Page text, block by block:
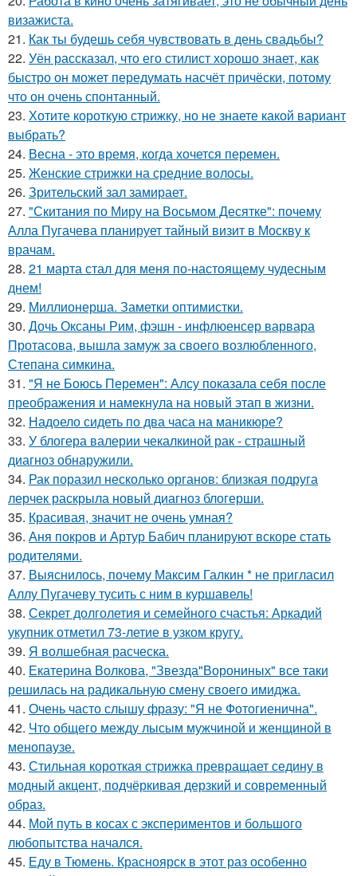
визажиста.
21. Как ты будешь себя чувствовать в день свадьбы?
22. Уён рассказал, что его стилист хорошо знает, как
быстро он может передумать насчёт причёски, потому
что он очень спонтанный.
23. Хотите короткую стрижку, но не знаете какой вариант
выбрать?
24. Весна - это время, когда хочется перемен.
25. Женские стрижки на средние волосы.
26. Зрительский зал замирает.
27. "Скитания по Миру на Восьмом Десятке": почему
Алла Пугачева планирует тайный визит в Москву к
врачам.
28. 21 марта стал для меня по-настоящему чудесным
днем!
29. Миллионерша. Заметки оптимистки.
30. Дочь Оксаны Рим, фэшн - инфлюенсер варвара
Протасова, вышла замуж за своего возлюбленного,
Степана симкина.
31. "Я не Боюсь Перемен": Алсу показала себя после
преображения и намекнула на новый этап в жизни.
32. Надоело сидеть по два часа на маникюре?
33. У блогера валерии чекалкиной рак - страшный
диагноз обнаружили.
34. Рак поразил несколько органов: близкая подруга
лерчек раскрыла новый диагноз блогерши.
35. Красивая, значит не очень умная?
36. Аня покров и Артур Бабич планируют вскоре стать
родителями.
37. Выяснилось, почему Максим Галкин * не пригласил
Аллу Пугачеву тусить с ним в куршавель!
38. Секрет долголетия и семейного счастья: Аркадий
укупник отметил 73-летие в узком кругу.
39. Я волшебная расческа.
40. Екатерина Волкова, "Звезда"Ворониных" все таки
решилась на радикальную смену своего имиджа.
41. Очень часто слышу фразу: "Я не Фотогиенична".
42. Что общего между лысым мужчиной и женщиной в
менопаузе.
43. Стильная короткая стрижка превращает седину в
модный акцент, подчёркивая дерзкий и современный
образ.
44. Мой путь в косах с экспериментов и большого
любопытства начался.
45. Еду в Тюмень. Красноярск в этот раз особенно